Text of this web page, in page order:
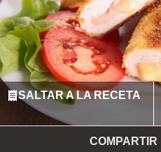
SALTAR A LA RECETA
COMPARTIR